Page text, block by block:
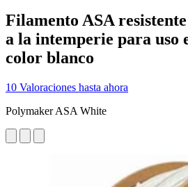
Filamento ASA
a la intemperie para uso
color blanco
10 Valoraciones hasta ahora
Polymaker ASA White